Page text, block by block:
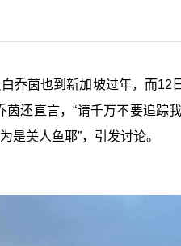
乔茵也到新加坡过年，而12
茵还直言，“请千万不要追踪我
是美人鱼耶”，引发讨论。